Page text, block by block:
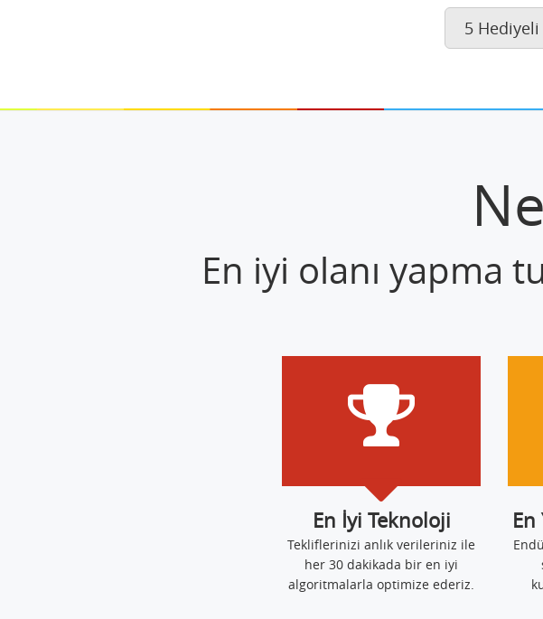
5 Hediyeli
En iyi olanı yapma
En İyi Teknoloji
Tekliflerinizi anlık verileriniz ile
her 30 dakikada bir en iyi
algoritmalarla optimize ederiz.